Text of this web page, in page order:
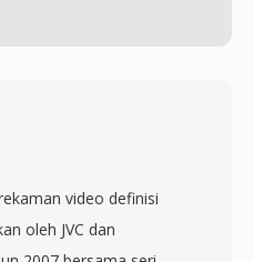
video definisi
oleh JVC dan